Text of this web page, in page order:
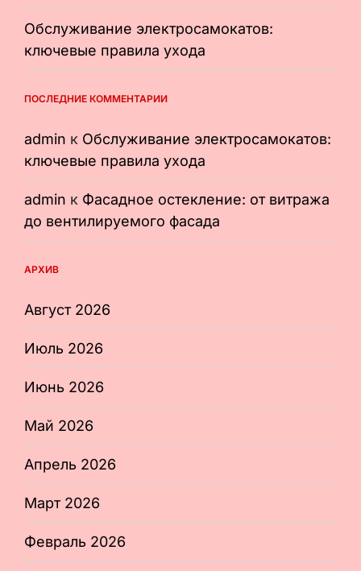
Обслуживание электросамокатов:
ключевые правила ухода
ПОСЛЕДНИЕ КОММЕНТАРИИ
admin к Обслуживание электросамокатов:
ключевые правила ухода
admin к Фасадное остекление: от витража
до вентилируемого фасада
АРХИВ
Август 2026
Июль 2026
Июнь 2026
Май 2026
Апрель 2026
Март 2026
Февраль 2026